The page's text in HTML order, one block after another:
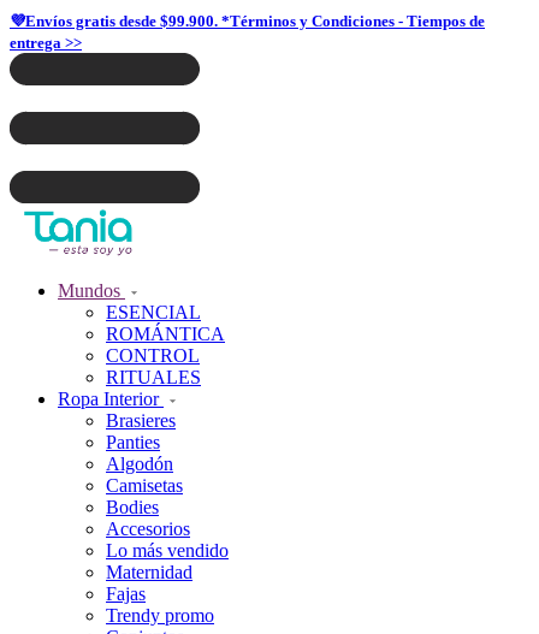
💜Envíos gratis desde $99.900. *Términos y Condiciones - Tiempos de
entrega >>
Mundos
ESENCIAL
ROMÁNTICA
CONTROL
RITUALES
Ropa Interior
Brasieres
Panties
Algodón
Camisetas
Bodies
Accesorios
Lo más vendido
Maternidad
Fajas
Trendy promo